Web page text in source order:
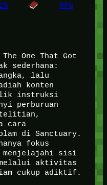
RPG
One That Got
sederhana:
lalu
konten
instruksi
perburuan
cara
di Sanctuary.
fokus
menjelajahi sisi
aktivitas
cukup adiktif.